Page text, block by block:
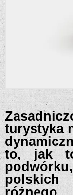
turystyka
to, jak
polskich
różnego